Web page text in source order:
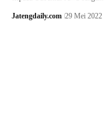
Jatengdaily.com 29 Mei 2022